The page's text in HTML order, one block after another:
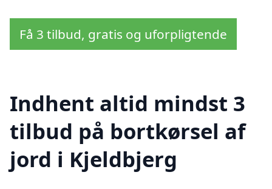
Få 3 tilbud, gratis og uforpligtende
Indhent altid mindst 3
tilbud på bortkørsel af
jord i Kjeldbjerg